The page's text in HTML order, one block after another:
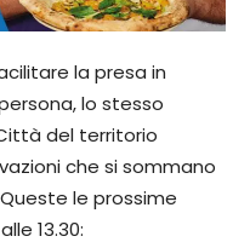
la presa in
lo stesso
del territorio
che si sommano
le prossime
13.30: